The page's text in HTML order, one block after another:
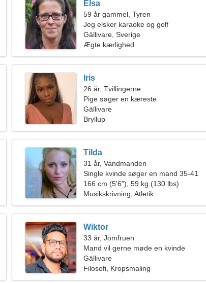
Elsa
59 år gammel, Tyren
Jeg elsker karaoke og golf
Gällivare, Sverige
Ægte kærlighed
Iris
26 år, Tvillingerne
Pige søger en kæreste
Gällivare
Bryllup
Tilda
31 år, Vandmanden
Single kvinde søger en mand 35-41
166 cm (5'6"), 59 kg (130 lbs)
Musikskrivning, Atletik
Wiktor
33 år, Jomfruen
Mand vil gerne møde en kvinde
Gällivare
Filosofi, Kropsmaling